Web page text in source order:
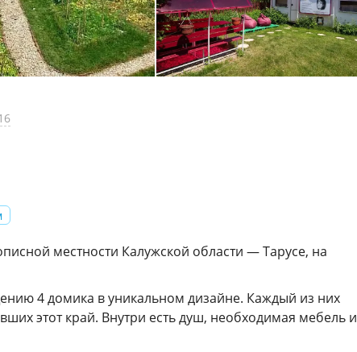
местности Калужской области — Тарусе, на
4 домика в уникальном дизайне. Каждый из них
этот край. Внутри есть душ, необходимая мебель и